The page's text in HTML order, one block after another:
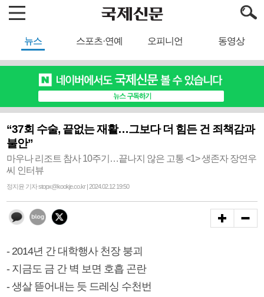
뉴스 스포츠·연예 오피니언 동영상
“37회 수술, 끝없는 재활…그보다 더 힘든 건 죄책감과
불안”
마우나 리조트 참사 10주기…끝나지 않은 고통 <1> 생존자 장연우
씨 인터뷰
정지윤 기자 stopx@kookje.co.kr | 2024.02.12 19:50
- 2014년 간 대학행사 천장 붕괴
- 지금도 금 간 벽 보면 호흡 곤란
- 생살 뜯어내는 듯 드레싱 수천번